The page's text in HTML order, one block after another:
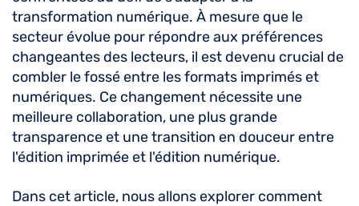
transformation numérique. À mesure que le
secteur évolue pour répondre aux préférences
changeantes des lecteurs, il est devenu crucial de
combler le fossé entre les formats imprimés et
numériques. Ce changement nécessite une
meilleure collaboration, une plus grande
transparence et une transition en douceur entre
l'édition imprimée et l'édition numérique.
Dans cet article, nous allons explorer comment